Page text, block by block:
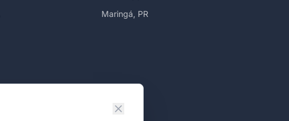
Maringá, PR